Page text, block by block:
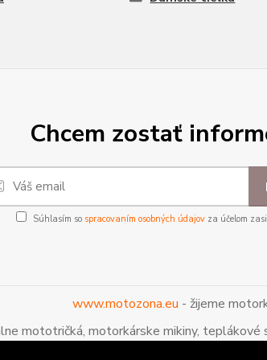
Chcem zostať
Súhlasím so spracovaním osobných údajov za účelom
www.motozona.eu - žijeme
mototričká, motorkárske mikiny, teplákové